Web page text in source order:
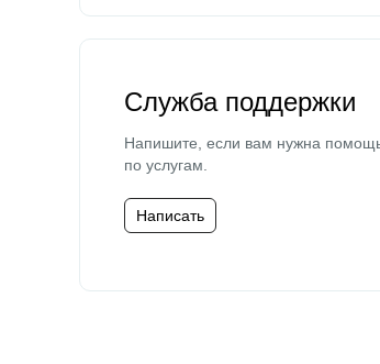
Служба поддержки
Напишите, если вам нужна
по услугам.
Написать